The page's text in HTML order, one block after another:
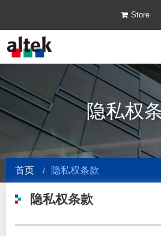
Store
隐私权
首页 隐私权条款
隐私权条款